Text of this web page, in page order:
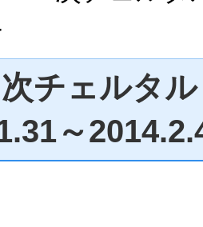
チェルタ
～